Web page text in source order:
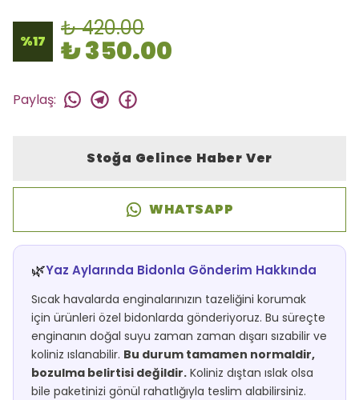
%17
₺ 420.00
₺ 350.00
Paylaş:
Stoğa Gelince Haber Ver
WHATSAPP
🌿Yaz Aylarında Bidonla Gönderim Hakkında
Sıcak havalarda enginalarınızın tazeliğini korumak
için ürünleri özel bidonlarda gönderiyoruz. Bu süreçte
enginanın doğal suyu zaman zaman dışarı sızabilir ve
koliniz ıslanabilir. Bu durum tamamen normaldir,
bozulma belirtisi değildir. Koliniz dıştan ıslak olsa
bile paketinizi gönül rahatlığıyla teslim alabilirsiniz.